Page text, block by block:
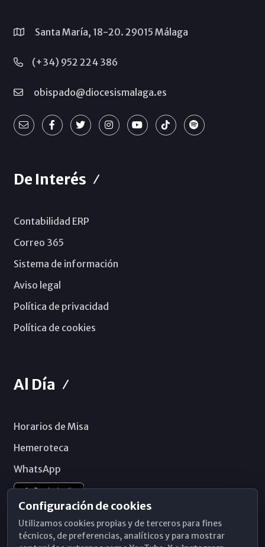
Santa María, 18-20. 29015 Málaga
(+34) 952 224 386
obispado@diocesismalaga.es
De Interés
Contabilidad ERP
Correo 365
Sistema de información
Aviso legal
Política de privacidad
Política de cookies
Al Día
Horarios de Misa
Hemeroteca
WhatsApp
Configuración de cookies
Utilizamos cookies propias y de terceros para fines
técnicos, de preferencias, analíticos y para mostrar